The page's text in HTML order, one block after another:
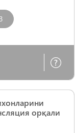
орқали